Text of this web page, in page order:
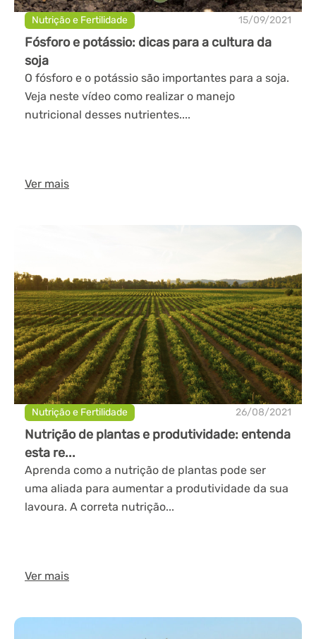
Nutrição e Fertilidade 15/09/2021
Fósforo e potássio: dicas para a cultura da
soja
O fósforo e o potássio são importantes para a soja.
Veja neste vídeo como realizar o manejo
nutricional desses nutrientes....
Ver mais
Nutrição e Fertilidade 26/08/2021
Nutrição de plantas e produtividade: entenda
esta re...
Aprenda como a nutrição de plantas pode ser
uma aliada para aumentar a produtividade da sua
lavoura. A correta nutrição...
Ver mais